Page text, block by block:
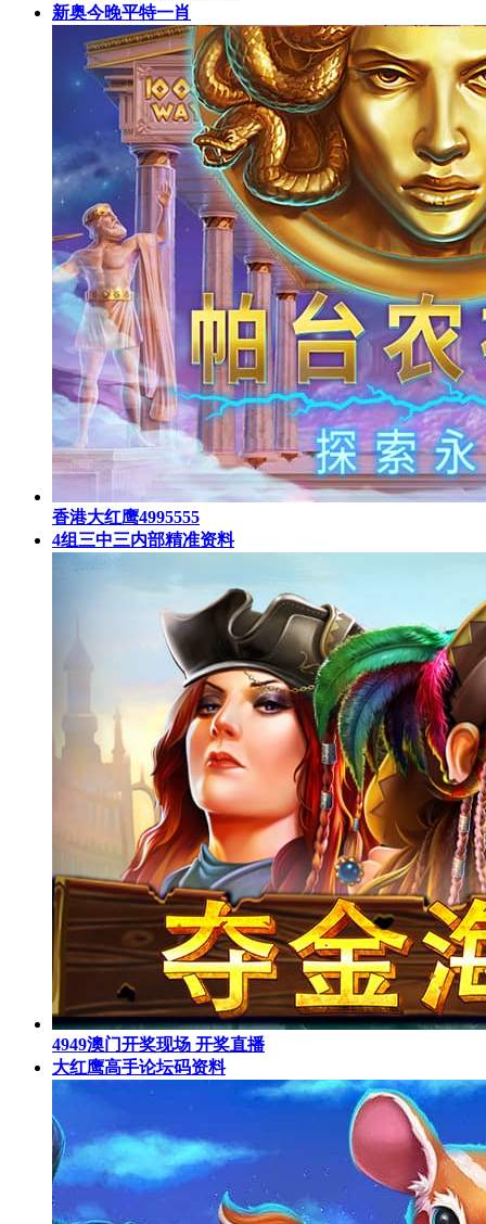
新奥今晚平特一肖
香港大红鹰4995555
4组三中三内部精准资料
4949澳门开奖现场 开奖直播
大红鹰高手论坛码资料